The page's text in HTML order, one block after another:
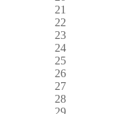
21
22
23
24
25
26
27
28
29